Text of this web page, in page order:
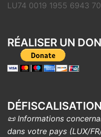
LU74 0019 1955 6943
RÉALISER UN
📜 Informations
dans votre pays (LUX/